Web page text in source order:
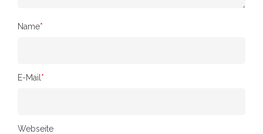
Name*
E-Mail *
Webseite